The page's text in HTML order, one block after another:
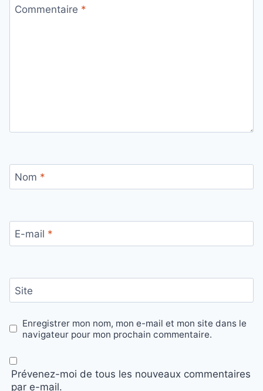
Commentaire *
Nom *
E-mail *
Site
Enregistrer mon nom, mon e-mail et mon site dans le
navigateur pour mon prochain commentaire.
Prévenez-moi de tous les nouveaux commentaires
par e-mail.